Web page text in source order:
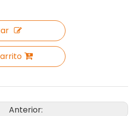
Anterior: